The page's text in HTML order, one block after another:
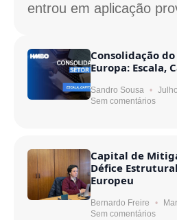
entrou em aplicação
Consolidação
Europa: Escala,
Sandro Sousa
Sem comentários
Capital de
Défice
Europeu
Bernardo Freire
Sem comentários